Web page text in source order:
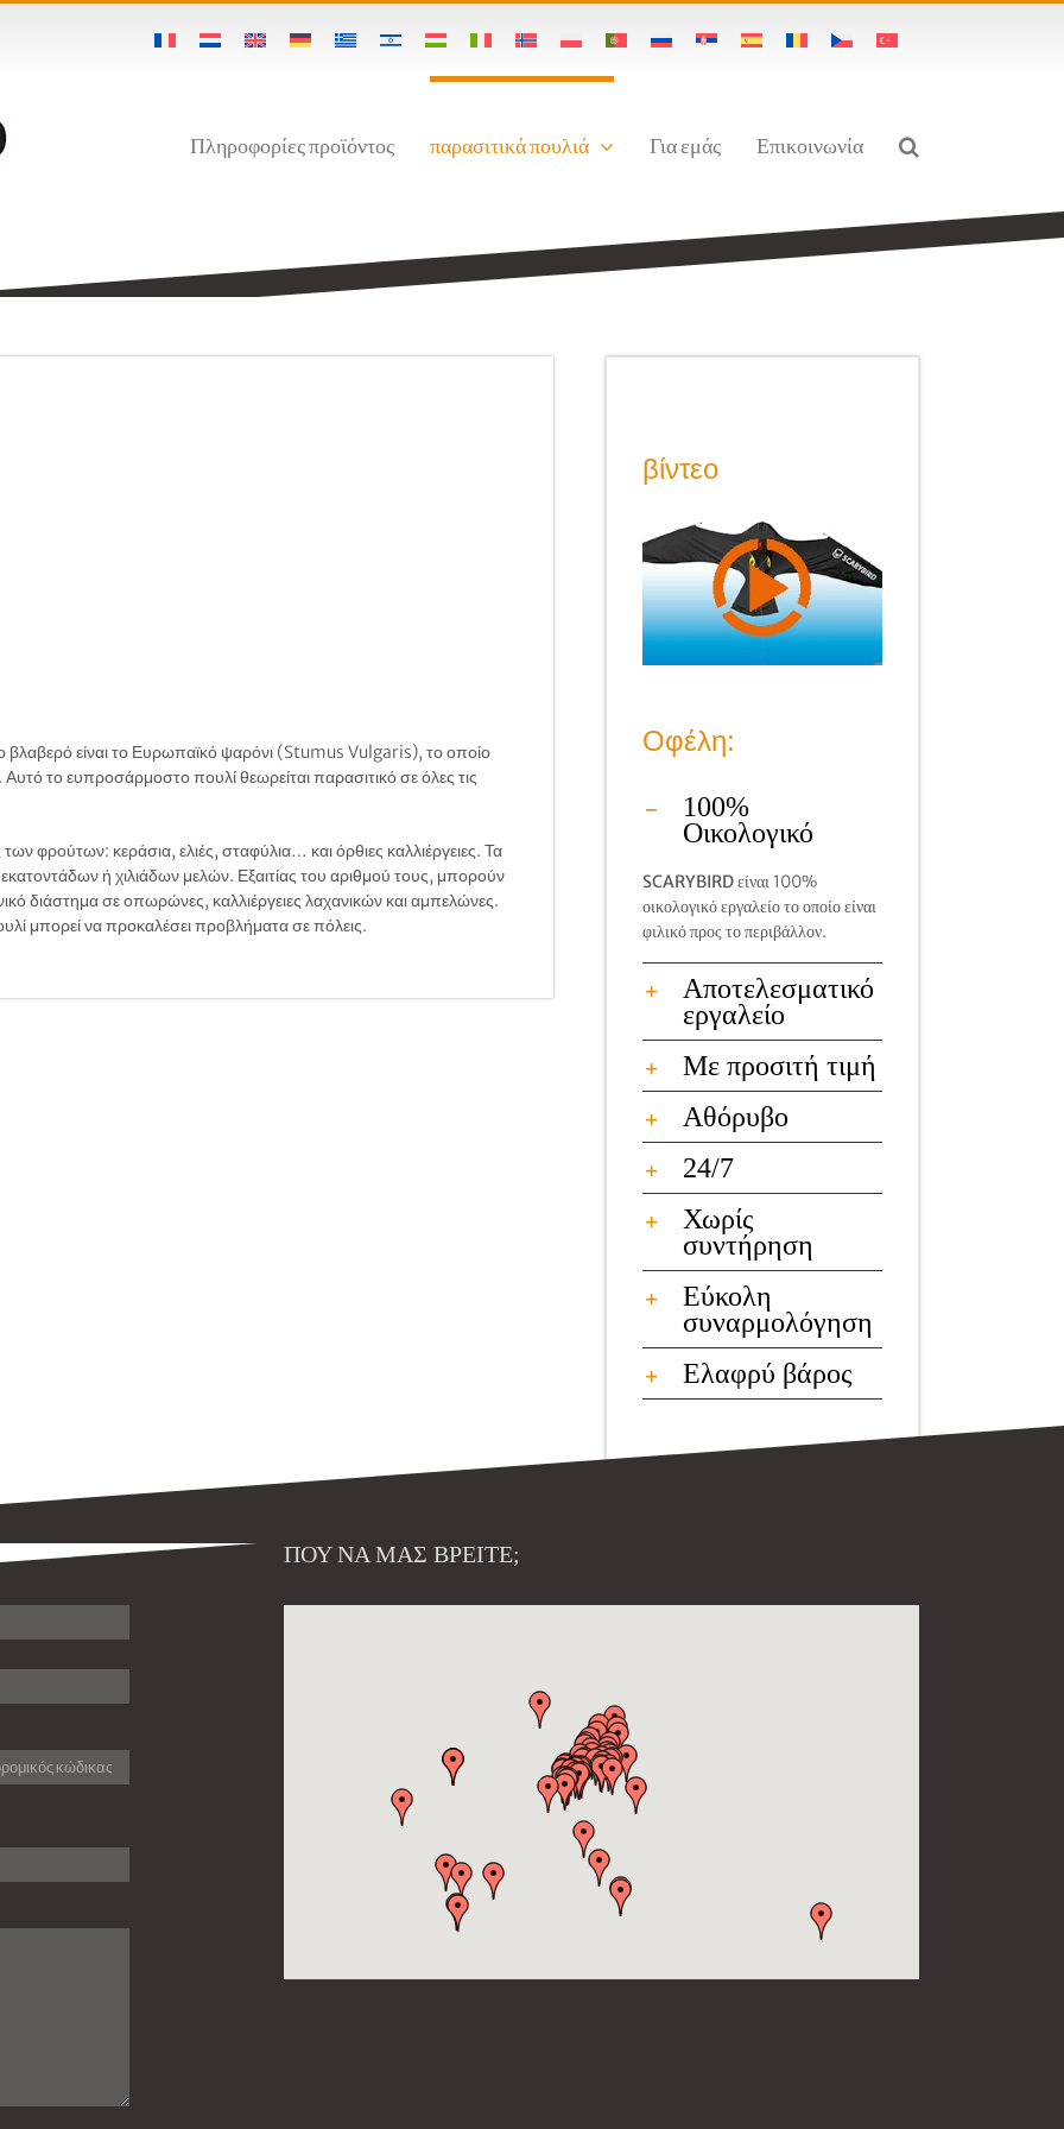
Πληροφορίες προϊόντος παρασιτικά πουλιά Για εμάς Επικοινωνία
είναι το Ευρωπαϊκό ψαρόνι (Stumus Vulgaris), το οποίο
το ευπροσάρμοστο πουλί θεωρείται παρασιτικό σε όλες τις
φρούτων: κεράσια, ελιές, σταφύλια… και όρθιες καλλιέργειες. Τα
ή χιλιάδων μελών. Εξαιτίας του αριθμού τους, μπορούν
διάστημα σε οπωρώνες, καλλιέργειες λαχανικών και αμπελώνες.
μπορεί να προκαλέσει προβλήματα σε πόλεις.
βίντεο
Οφέλη:
100%
Οικολογικό
SCARYBIRDείναι 100%
οικολογικό εργαλείο το οποίο είναι
φιλικό προς το περιβάλλον.
Αποτελεσματικό
εργαλείο
Με προσιτή τιμή
Αθόρυβο
24/7
Χωρίς
συντήρηση
Εύκολη
συναρμολόγηση
Ελαφρύ βάρος
ΠΟΥ ΝΑ ΜΑΣ ΒΡΕΊΤΕ;